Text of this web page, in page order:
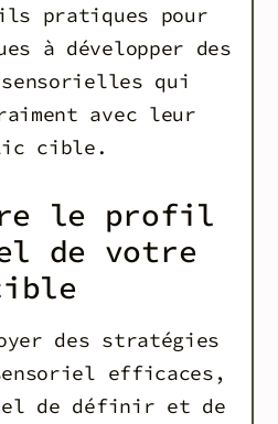
pratiques pour
à développer des
qui
avec leur
cible.
le profil
de votre
des stratégies
efficaces,
de définir et de